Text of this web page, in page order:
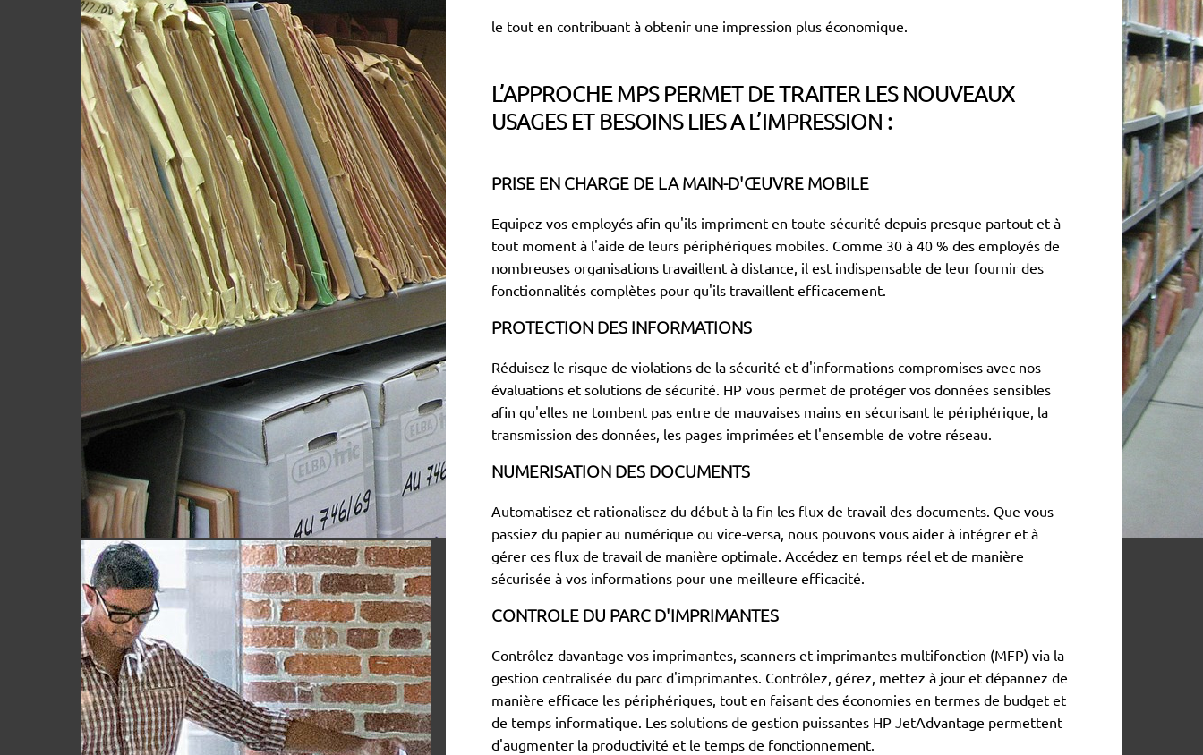
le tout en contribuant à obtenir une impression plus économique.
L’APPROCHE MPS PERMET DE TRAITER LES NOUVEAUX
USAGES ET BESOINS LIES A L’IMPRESSION :
PRISE EN CHARGE DE LA MAIN-D'ŒUVRE MOBILE
Equipez vos employés afin qu'ils impriment en toute sécurité depuis presque partout et à
tout moment à l'aide de leurs périphériques mobiles. Comme 30 à 40 % des employés de
nombreuses organisations travaillent à distance, il est indispensable de leur fournir des
fonctionnalités complètes pour qu'ils travaillent efficacement.
PROTECTION DES INFORMATIONS
Réduisez le risque de violations de la sécurité et d'informations compromises avec nos
évaluations et solutions de sécurité. HP vous permet de protéger vos données sensibles
afin qu'elles ne tombent pas entre de mauvaises mains en sécurisant le périphérique, la
transmission des données, les pages imprimées et l'ensemble de votre réseau.
NUMERISATION DES DOCUMENTS
Automatisez et rationalisez du début à la fin les flux de travail des documents. Que vous
passiez du papier au numérique ou vice-versa, nous pouvons vous aider à intégrer et à
gérer ces flux de travail de manière optimale. Accédez en temps réel et de manière
sécurisée à vos informations pour une meilleure efficacité.
CONTROLE DU PARC D'IMPRIMANTES
Contrôlez davantage vos imprimantes, scanners et imprimantes multifonction (MFP) via la
gestion centralisée du parc d'imprimantes. Contrôlez, gérez, mettez à jour et dépannez de
manière efficace les périphériques, tout en faisant des économies en termes de budget et
de temps informatique. Les solutions de gestion puissantes HP JetAdvantage permettent
d'augmenter la productivité et le temps de fonctionnement.